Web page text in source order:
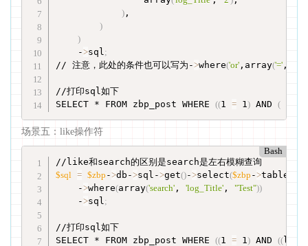
) ,
)
)
    -
>sql;
// 注意，此处的条件也可以写为->where('or' ,array('=' ,
//打印sql如下
SELECT * FROM zbp_post WHERE ((1 = 1) AND (
场景五：like操作符
Bash
$sql
= $zbp ->db->sql->get()->select($zbp ->table
    -
>where(array('search' , 'log_Title' , "Test"))
    -
>sql ;
//打印sql如下
SELECT * FROM zbp_post WHERE ((1 = 1) AND ((